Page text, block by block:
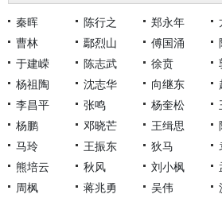
秦晖 陈行之 郑永年
曹林
鄢烈山 傅国涌
于建嵘
陈志武 徐贲
杨祖陶
沈志华 向继东
李昌平
张鸣 杨奎松
杨鹏
邓晓芒 王缉思
马玲
王振东 狄马
熊培云
秋风 刘小枫
周枫
蒋兆勇 吴伟